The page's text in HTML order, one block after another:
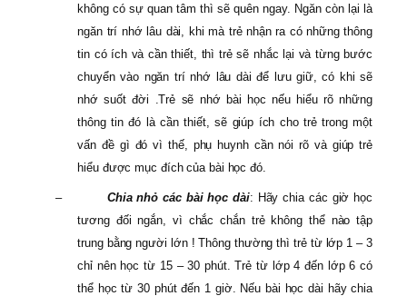
không có sự quan tâm thì sẽ quên ngay. Ngăn còn lại là
ngăn trí nhớ lâu dài, khi mà trẻ nhận ra có những thông
tin có ích và cần thiết, thì trẻ sẽ nhắc lại và từng bước
chuyển vào ngăn trí nhớ lâu dài để lưu giữ, có khi sẽ
nhớ suốt đời .Trẻ sẽ nhớ bài học nếu hiểu rõ những
thông tin đó là cần thiết, sẽ giúp ích cho trẻ trong một
vấn đề gì đó vì thế, phụ huynh cần nói rõ và giúp trẻ
hiểu được mục đích của bài học đó.
– Chia nhỏ các bài học dài: Hãy chia các giờ học
tương đối ngắn, vì chắc chắn trẻ không thể nào tập
trung bằng người lớn ! Thông thường thì trẻ từ lớp 1 – 3
chỉ nên học từ 15 – 30 phút. Trẻ từ lớp 4 đến lớp 6 có
thể học từ 30 phút đến 1 giờ. Nếu bài học dài hãy chia